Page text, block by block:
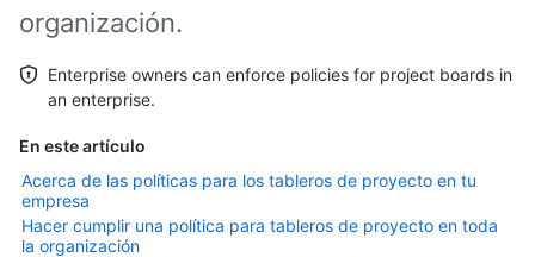
En este artículo
Acerca de las políticas para los tableros de proyecto en tu
empresa
Hacer cumplir una política para tableros de proyecto en toda
la organización
organización.
Enterprise owners can enforce policies for project boards in
an enterprise.